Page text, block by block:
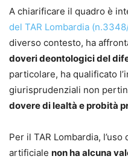
A chiarificare il quadro è
del TAR Lombardia
diverso contesto, ha
doveri deontologici del
particolare, ha qualificato
giurisprudenziali non
dovere di lealtà e probità
Per il TAR Lombardia,
artificiale non ha alcuna